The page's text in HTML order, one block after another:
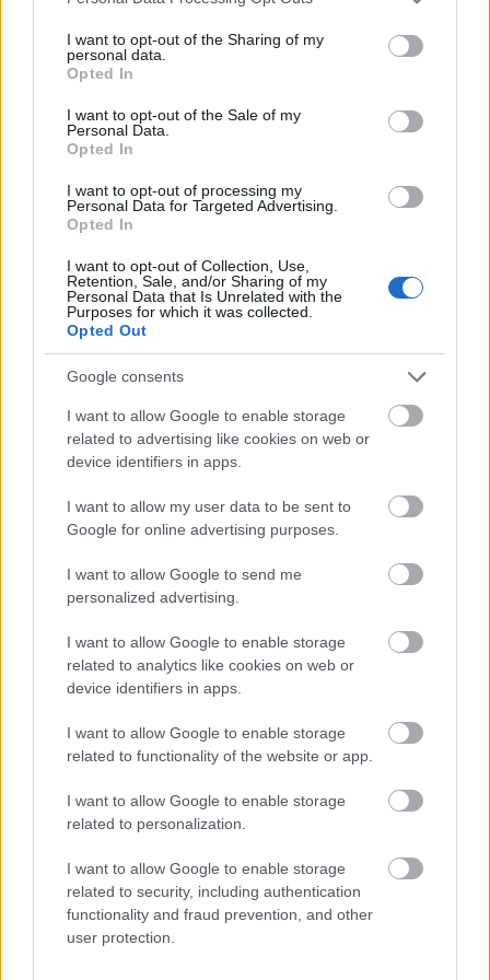
not limited to your visit or usage behaviour. You may click to
grant or deny consent to Google and its third-party tags to
use your data for below specified purposes in below Google
consent section.
I want to opt-out of the Sharing of my
personal data.
Opted In
I want to opt-out of the Sale of my
Personal Data.
Opted In
I want to opt-out of processing my
Personal Data for Targeted Advertising.
Opted In
I want to opt-out of Collection, Use,
Retention, Sale, and/or Sharing of my
Personal Data that Is Unrelated with the
Purposes for which it was collected.
Opted Out
Google consents
I want to allow Google to enable storage
related to advertising like cookies on web or
device identifiers in apps.
I want to allow my user data to be sent to
Google for online advertising purposes.
I want to allow Google to send me
personalized advertising.
I want to allow Google to enable storage
related to analytics like cookies on web or
device identifiers in apps.
I want to allow Google to enable storage
related to functionality of the website or app.
I want to allow Google to enable storage
related to personalization.
I want to allow Google to enable storage
related to security, including authentication
functionality and fraud prevention, and other
user protection.
sięgają starożytnych Indii, łącząc pozycje, techniki
oddechowe i medytację dla ogólnego dobrego
samopoczucia. Praktykujący doświadczają
zwiększonej elastyczności i siły, wraz z głębokim
relaksem. Badania potwierdzają korzyści jogi, co
czyni ją popularnym wyborem dla osób w każdym
wieku i o różnym poziomie sprawności fizycznej,
więcej...
zaskakujące korzyści płynące z zajęć
spinningu
Posted inĆwiczenie
Spinning, znany również jako indoor cycling, stał
się ulubionym treningiem na całym świecie.
nieustający sukces. Ta aktywność o wysokiej
intensywności nie tylko sprawia przyjemność, ale
także poprawia zdrowie na wiele sposobów.
Dzięki pomocy doświadczonych instruktorów i
ożywionej atmosferze, spinning może znacznie
poprawić zdrowie serca, pomóc w utracie wagi,
utrzymać zdrowe stawy, zbudować mięśnie, a
nawet poprawić nastrój. W tym artykule
zagłębiamy się w korzyści zdrowotne wynikające
ze spinningu i dlaczego dodanie go do planu
fitness może być znaczącą poprawą. Czytaj więcej...
Odżywianie
Posty dotyczące żywieniowej części zachowania
zamieszczonych tu informacji nie powinna być
traktowana jako porada medyczna. W razie
jakichkolwiek wątpliwości należy zawsze
skonsultować się z lekarzem lub innym specjalistą